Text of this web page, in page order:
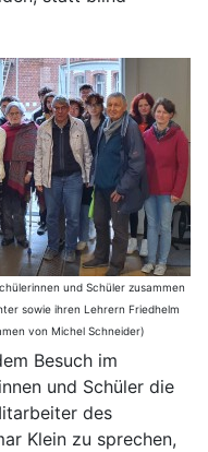
und Schüler zusammen
sowie ihren Lehrern Friedhelm
von Michel Schneider)
Besuch im
und Schüler die
des
Klein zu sprechen,